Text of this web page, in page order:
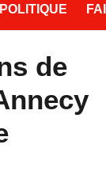
POLITIQUE
de